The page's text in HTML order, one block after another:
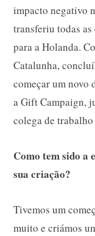
impacto negativo
transferiu todas
para a Holanda.
Catalunha,
começar um novo
a Gift Campaign,
colega de
Como tem sido a
sua criação?
Tivemos um
muito e criámos